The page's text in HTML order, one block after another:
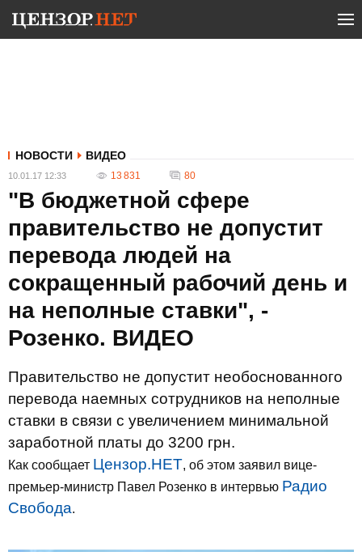
НОВОСТИ ВИДЕО
10.01.17 12:33 13 831 80
"В бюджетной сфере
правительство не допустит
перевода людей на
сокращенный рабочий день и
на неполные ставки", -
Розенко. ВИДЕО
Правительство не допустит необоснованного
перевода наемных сотрудников на неполные
ставки в связи с увеличением минимальной
заработной платы до 3200 грн.
Как сообщает Цензор.НЕТ, об этом заявил вице-
премьер-министр Павел Розенко в интервью Радио
Свобода.